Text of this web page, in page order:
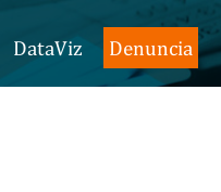
DataViz Denuncia